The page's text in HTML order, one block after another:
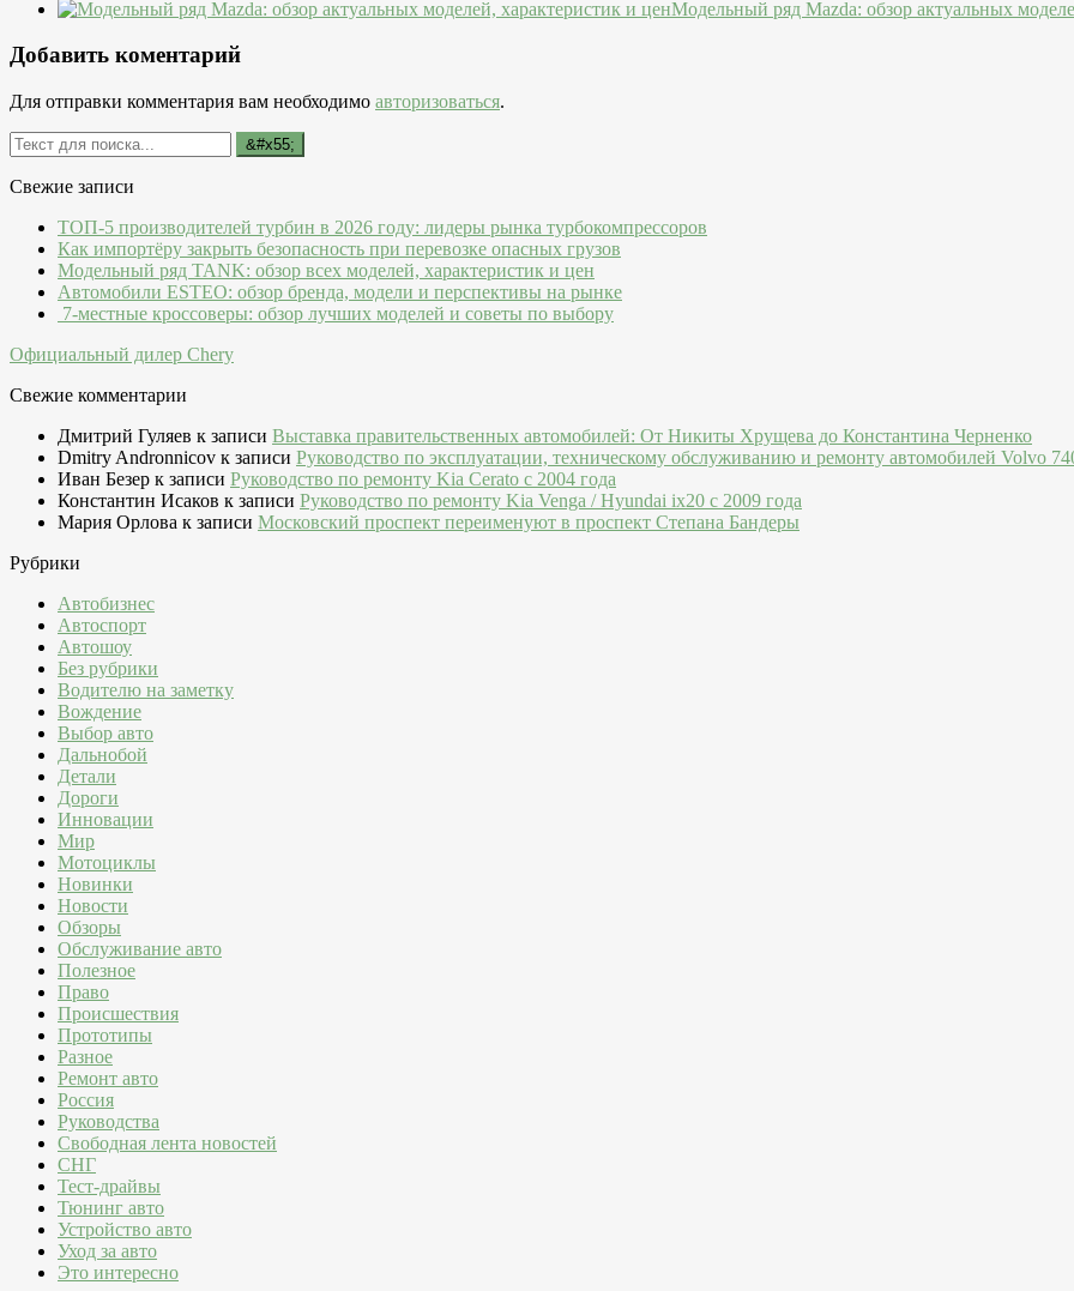
Модельный ряд Mazda: обзор актуальных
Добавить коментарий
Для отправки комментария вам необходимо авторизоваться.
Свежие записи
ТОП-5 производителей турбин в 2026 году: лидеры рынка турбокомпрессоров
Как импортёру закрыть безопасность при перевозке опасных грузов
Модельный ряд TANK: обзор всех моделей, характеристик и цен
Автомобили ESTEO: обзор бренда, модели и перспективы на рынке
7-местные кроссоверы: обзор лучших моделей и советы по выбору
Официальный дилер Chery
Свежие комментарии
Дмитрий Гуляев к записи Выставка правительственных автомобилей: От Никиты Хрущева до Константина Черненко
Dmitry Andronnicov к записи Руководство по эксплуатации, техническому обслуживанию и ремонту автомобилей Volvo
Иван Безер к записи Руководство по ремонту Kia Cerato c 2004 года
Константин Исаков к записи Руководство по ремонту Kia Venga / Hyundai ix20 c 2009 года
Мария Орлова к записи Московский проспект переименуют в проспект Степана Бандеры
Рубрики
Автобизнес
Автоспорт
Автошоу
Без рубрики
Водителю на заметку
Вождение
Выбор авто
Дальнобой
Детали
Дороги
Инновации
Мир
Мотоциклы
Новинки
Новости
Обзоры
Обслуживание авто
Полезное
Право
Происшествия
Прототипы
Разное
Ремонт авто
Россия
Руководства
Свободная лента новостей
СНГ
Тест-драйвы
Тюнинг авто
Устройство авто
Уход за авто
Это интересно